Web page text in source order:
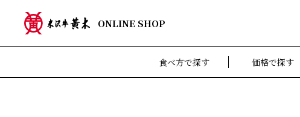
ONLINE SHOP
食べ方で探す 価格で探す